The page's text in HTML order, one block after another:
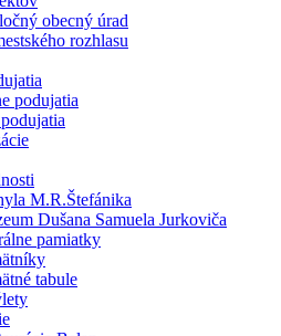
obecný úrad
rozhlasu
podujatia
M.R.Štefánika
Dušana Samuela Jurkoviča
pamiatky
tabule